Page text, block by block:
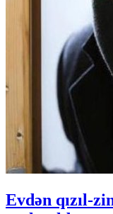
Evdən qızıl-